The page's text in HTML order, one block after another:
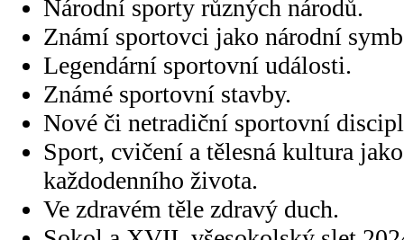
Národní sporty různých národů.
Známí sportovci jako národní
Legendární sportovní události.
Známé sportovní stavby.
Nové či netradiční sportovní
Sport, cvičení a tělesná kultura
každodenního života.
Ve zdravém těle zdravý duch.